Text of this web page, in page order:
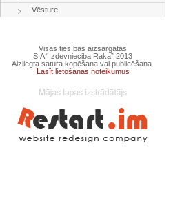
Vēsture
Visas tiesības aizsargātas
SIA “Izdevnieciba Raka” 2013
Aizliegta satura kopēšana vai publicēšana.
Lasīt lietošanas noteikumus